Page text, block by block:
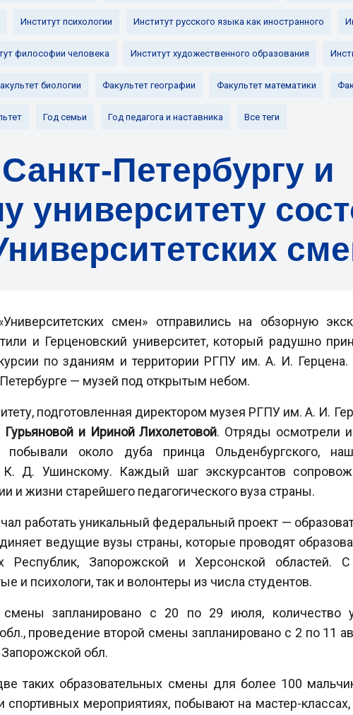
Институт психологии Институт русского языка как иностранного
философии человека Институт художественного образования
биологии Факультет географии Факультет математики
Год семьи Год педагога и наставника Все теги
Петербургу и
университету
смен» отправились на обзорную
и Герценовский университет, который радушно
по зданиям и территории РГПУ им. А. И. Герцена.
— музей под открытым небом.
подготовленная директором музея РГПУ им. А. И.
Гурьяновой и Ириной Лихолетовой. Отряды осмотрели
побывали около дуба принца Ольденбургского,
К. Д. Ушинскому. Каждый шаг экскурсантов
и жизни старейшего педагогического вуза страны.
работать уникальный федеральный проект —
ведущие вузы страны, которые проводят
Запорожской и Херсонской областей. С
и психологи, так и волонтеры из числа студентов.
запланировано с 20 по 29 июля,
проведение второй смены запланировано с 2 по 11
обл.
таких образовательных смены для более 100
спортивных мероприятиях, побывают на мастер-